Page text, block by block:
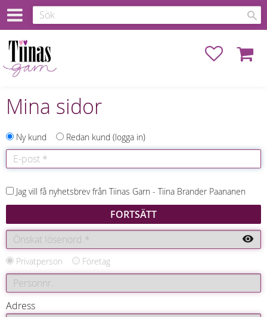
Favoriter
Mina sidor
Ny kund Redan kund logga in
Jag vill få nyhetsbrev från Tiinas Garn - Tiina Brander Paananen
FORTSÄTT
visibility
Privatperson Företag
Adress